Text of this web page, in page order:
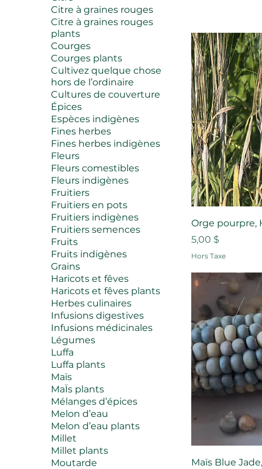
Citre à graines rouges
Citre à graines rouges
plants
Courges
Courges plants
Cultivez quelque chose
hors de l’ordinaire
Cultures de couverture
Épices
Espèces indigènes
Fines herbes
Fines herbes indigènes
Fleurs
Fleurs comestibles
Fleurs indigènes
Fruitiers
Fruitiers en pots
Fruitiers indigènes
Fruitiers semences
Fruits
Fruits indigènes
Grains
Haricots et fêves
Haricots et fêves plants
Herbes culinaires
Infusions digestives
Infusions médicinales
Légumes
Luffa
Luffa plants
Maïs
MaÏs plants
Mélanges d’épices
Melon d’eau
Melon d’eau plants
Millet
Millet plants
Moutarde
Orge pourpre,
Prix
5,00 $
Hors Taxe
Maïs Blue